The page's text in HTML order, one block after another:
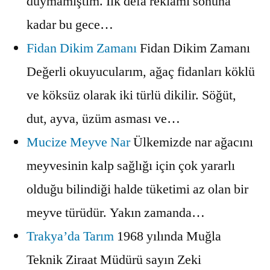
kadar bu gece…
Fidan Dikim ZamanıFidan Dikim Zamanı
Değerli okuyucularım, ağaç fidanları köklü
ve köksüz olarak iki türlü dikilir. Söğüt,
dut, ayva, üzüm asması ve…
Mucize Meyve NarÜlkemizde nar ağacını
meyvesinin kalp sağlığı için çok yararlı
olduğu bilindiği halde tüketimi az olan bir
meyve türüdür. Yakın zamanda…
Trakya’da Tarım 1968 yılında Muğla
Teknik Ziraat Müdürü sayın Zeki